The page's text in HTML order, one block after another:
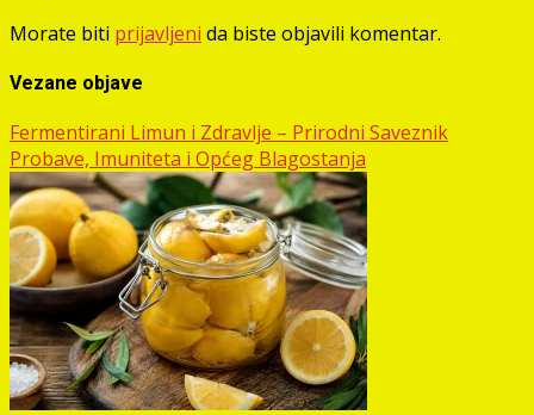
Morate biti prijavljeni da biste objavili komentar.
Vezane objave
Fermentirani Limun i Zdravlje – Prirodni Saveznik
Probave, Imuniteta i Općeg Blagostanja